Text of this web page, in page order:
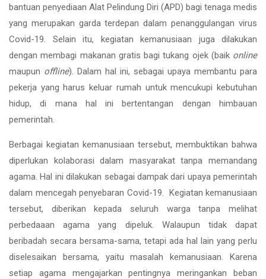
bantuan penyediaan Alat Pelindung Diri (APD) bagi tenaga medis
yang merupakan garda terdepan dalam penanggulangan virus
Covid-19. Selain itu, kegiatan kemanusiaan juga dilakukan
dengan membagi makanan gratis bagi tukang ojek (baik online
maupun offline). Dalam hal ini, sebagai upaya membantu para
pekerja yang harus keluar rumah untuk mencukupi kebutuhan
hidup, di mana hal ini bertentangan dengan himbauan
pemerintah.
Berbagai kegiatan kemanusiaan tersebut, membuktikan bahwa
diperlukan kolaborasi dalam masyarakat tanpa memandang
agama. Hal ini dilakukan sebagai dampak dari upaya pemerintah
dalam mencegah penyebaran Covid-19. Kegiatan kemanusiaan
tersebut, diberikan kepada seluruh warga tanpa melihat
perbedaaan agama yang dipeluk. Walaupun tidak dapat
beribadah secara bersama-sama, tetapi ada hal lain yang perlu
diselesaikan bersama, yaitu masalah kemanusiaan. Karena
setiap agama mengajarkan pentingnya meringankan beban